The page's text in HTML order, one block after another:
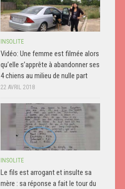
INSOLITE
Vidéo: Une femme est filmée alors
qu’elle s’apprête à abandonner ses
4 chiens au milieu de nulle part
22 AVRIL 2018
INSOLITE
Le fils est arrogant et insulte sa
mère : sa réponse a fait le tour du